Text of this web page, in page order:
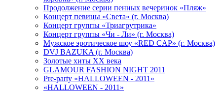
Продолжение серии пенных вечеринок «Пляж»
Концерт певицы «Света» (г. Москва)
Концерт группы «Триагрутрика»
Концерт группы «Чи - Ли» (г. Москва)
Мужское эротическое шоу «RED CAP» (г. Москва)
DVJ BAZUKA (г. Москва)
Золотые хиты XX века
GLAMOUR FASHION NIGHT 2011
Pre-party «HALLOWEEN - 2011»
«HALLOWEEN - 2011»